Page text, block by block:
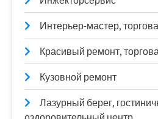
Интерьер-мастер,
Красивый ремонт,
Кузовной ремонт
Лазурный берег,